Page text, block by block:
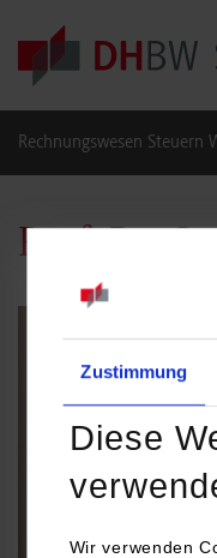
Zustimmung
Diese
Wir verwenden
Skip to main content
Rechnungswesen Steuern
Prof. Dr.